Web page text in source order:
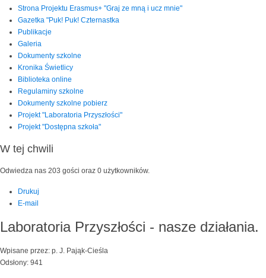
Strona Projektu Erasmus+ "Graj ze mną i ucz mnie"
Gazetka "Puk! Puk! Czternastka
Publikacje
Galeria
Dokumenty szkolne
Kronika Świetlicy
Biblioteka online
Regulaminy szkolne
Dokumenty szkolne pobierz
Projekt "Laboratoria Przyszłości"
Projekt "Dostępna szkoła"
W tej chwili
Odwiedza nas 203 gości oraz 0 użytkowników.
Drukuj
E-mail
Laboratoria Przyszłości - nasze działania.
Wpisane przez: p. J. Pająk-Cieśla
Odsłony: 941